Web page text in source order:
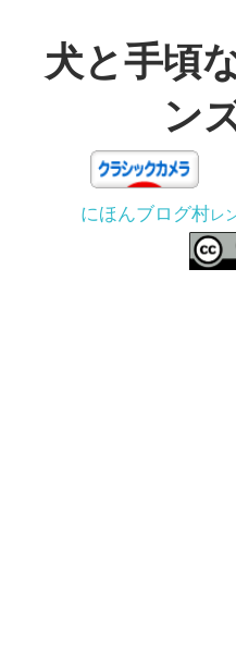
テ犬と手頃
ン
にほんブログ村レ